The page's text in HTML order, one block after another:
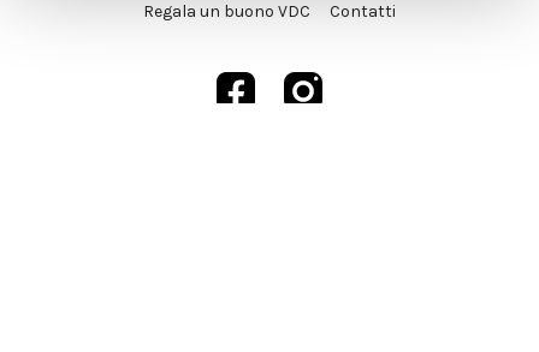
Regala un buono VDC
Contatti